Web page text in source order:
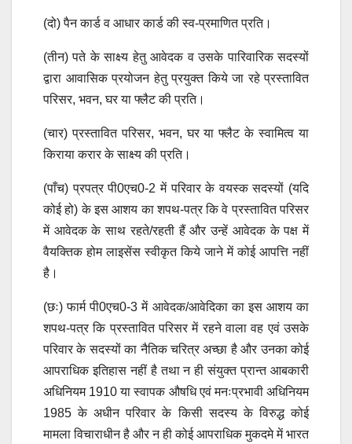
(दो) पैन कार्ड व आधार कार्ड की स्व-प्रमाणित प्रति।
(तीन) पते के साक्ष्य हेतु आवेदक व उसके पारिवारिक सदस्यों
द्वारा आवासिक प्रयोजन हेतु प्रयुक्त किये जा रहे प्रस्तावित
परिसर, भवन, घर या फ्लैट की प्रति।
(चार) प्रस्तावित परिसर, भवन, घर या फ्लैट के स्वामित्व या
किराया करार के साक्ष्य की प्रति।
(पाँच) प्रपत्र पी0एच0-2 में परिवार के वयस्क सदस्यों (यदि
कोई हो) के इस आशय का शपथ-पत्र कि वे प्रस्तावित परिसर
में आवेदक के साथ रहते/रहती हैं और उन्हें आवेदक के पक्ष में
वैयक्तिक होम लाइसेंस स्वीकृत किये जाने में कोई आपत्ति नहीं
है।
(छः) फार्म पी0एच0-3 में आवेदक/आवेदिका का इस आशय का
शपथ-पत्र कि प्रस्तावित परिसर में रहने वाला वह एवं उसके
परिवार के सदस्यों का नैतिक चरित्र अच्छा है और उनका कोई
आपराधिक इतिहास नहीं है तथा न ही संयुक्त प्रान्त आबकारी
अधिनियम 1910 या स्वापक औषधि एवं मनःप्रभावी अधिनियम
1985 के अधीन परिवार के किसी सदस्य के विरुद्ध कोई
मामला विचाराधीन है और न ही कोई आपराधिक मुकदमे में भारत